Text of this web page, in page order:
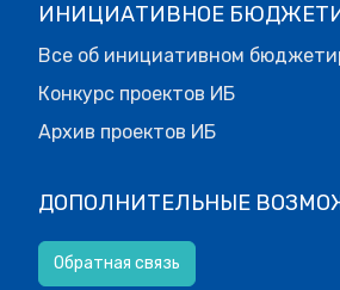
ИНИЦИАТИВНОЕ
Все об инициативном
Конкурс проектов ИБ
Архив проектов ИБ
ДОПОЛНИТЕЛЬНЫЕ
Обратная связь